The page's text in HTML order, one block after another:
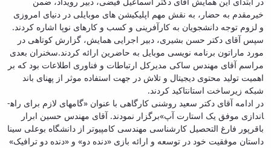
خیرمقدم به حضار، به نقش مهم اپلیکیشن های موبایلی در دنیای امروزی
و لزوم توجه دانشجویان به کارآفرینی و کسب و کارهای نوپا اشاره کردند.
سپس آقای دکتر حسن بشیری، دبیر اجرایی همایش، گزارش کوتاهی در
مورد ماراتون برنامه نویسی موبایل به حاضرین ارائه کردند.سخنران بعدی
مراسم آقای مهندس ساکی مدیرکل ارتباطات و فناوری اطلاعات بود که بر
اهمیت تولید محتوی دیجیتال و تلاش در جهت استفاده موثر از پهنای باند
شبکه زیرساخت استانتاکید کردند.
در ادامه آقای دکتر سعید روشنی کارگاهی با عنوان «گامهای لازم برای راه­
اندازی موفق یک استارت آپ»برگزار نمودند. آقای مهندس حسین ابرار
باقرپور فارغ التحصیل کارشناسی مهندسی کامپیوتر از دانشگاه بوعلی سینا
داستان موفقیت خود در توسعه و ارائه بازی «دنده دو» و «دنده دو ترافیک»